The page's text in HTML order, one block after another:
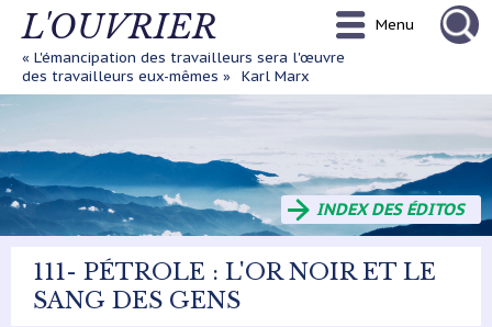
Aller
principal
L'OUVRIER
« L'émancipation des travailleurs sera l'œuvre
des travailleurs eux-mêmes »
Karl Marx
Menu
INDEX DES ÉDITOS
111- PÉTROLE : L'OR NOIR ET LE
SANG DES GENS